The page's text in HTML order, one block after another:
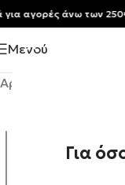
Για
Μενού
Αρχική σελίδα
αγορές άνω των 250€